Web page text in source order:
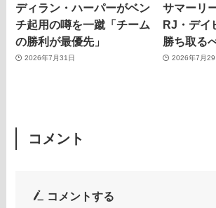
ディラン・ハーパーがベン
チ起用の噂を一蹴「チーム
の勝利が最優先」
2026年7月31日
サマーリ
RJ・デイ
勝ち取る
2026年7月29
コメント
コメントする